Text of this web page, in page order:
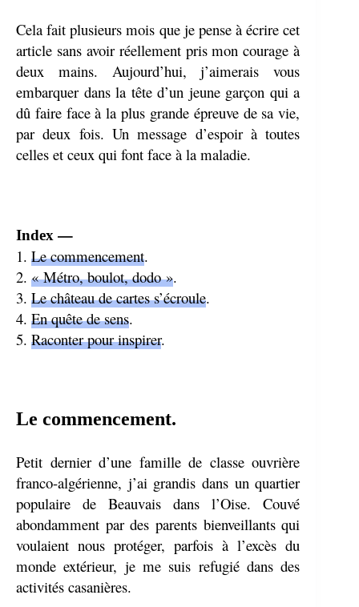
Cela fait plusieurs mois que je pense à écrire cet
article sans avoir réellement pris mon courage à
deux mains. Aujourd’hui, j’aimerais vous
embarquer dans la tête d’un jeune garçon qui a
dû faire face à la plus grande épreuve de sa vie,
par deux fois. Un message d’espoir à toutes
celles et ceux qui font face à la maladie.
Index —
1. Le commencement.
2. « Métro, boulot, dodo ».
3. Le château de cartes s’écroule.
4. En quête de sens.
5. Raconter pour inspirer.
Le commencement.
Petit dernier d’une famille de classe ouvrière
franco-algérienne, j’ai grandis dans un quartier
populaire de Beauvais dans l’Oise. Couvé
abondamment par des parents bienveillants qui
voulaient nous protéger, parfois à l’excès du
monde extérieur, je me suis refugié dans des
activités casanières.